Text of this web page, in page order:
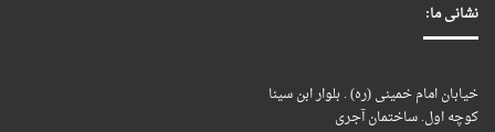
نشانی ما:
خیابان امام خمینی (ره) . بلوار ابن سینا
کوچه اول. ساختمان آجری